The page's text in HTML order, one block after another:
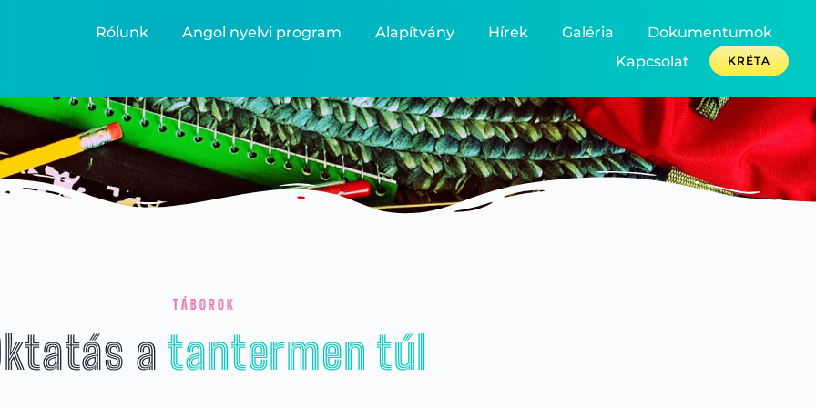
Rólunk Angol nyelvi program Alapítvány Hírek Galéria
Dokumentumok
Kapcsolat
KRÉTA
TÁBOROK
a tantermen túl